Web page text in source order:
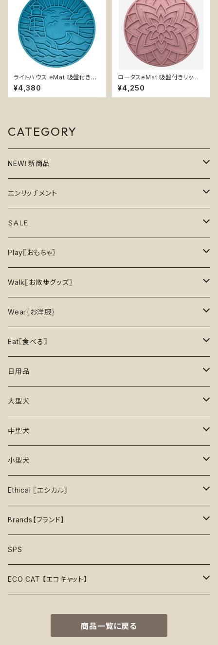
ライトハウス eMat 吸盤付きリ
ックマット【SodaPup】難易度★
★ 早食い防止皿 スローフィー
ダー 知育 エンリッチメント スト
¥4,380
ロータスeMat 吸盤付きリック
マット【SodaPup】難易度★ 早
食い防止皿 スローフィーダー
知育 エンリッチメント ストレス
¥4,250
CATEGORY
NEW！新商品
6月の新商品
7月の新商品
8月の新商品
エンリッチメント
フードボウル
おもちゃ
パズル
トレーニング
リックマット
初級【★☆☆☆☆】やさしい
初級＋【★★☆☆☆】ふつう
香り付き
ＳＡＬＥ
割引で探す
5%OFF
10％OFF
35%OFF
40%OFF
おもちゃ
お洋服
リード・ハーネス・首輪
フードボウル
再入荷なし！
Play〖おもちゃ〗
二度楽しめる！壊すと新しいおもちゃが出てくる！
ノーズワーク【Nosework】
知育玩具【Enrichment】
丈夫なおもちゃ
ぬいぐるみ
ボール
噛むおもちゃ
ロープトイ【紐】
フリスビー
音鳴るおもちゃ
音鳴らないおもちゃ
Walk〖お散歩グッズ〗
首輪
ハーネス
リード
エチケット
Wear〖お洋服〗
レインコート
ロンパース
T -シャツ
パーカー
タンクトップ
セーター
アクセサリー
リボン
バンダナ
スリーブレス・ノースリーブ
リード穴付き
Eat〖食べる〗
フードボウル
早食い防止
おやつ入れ可能
知育【エンリッチメント】
リックマット
おやつ型
ウォーターボウル
日用品
Toothbrushes【歯ブラシ】
Poop Pickup【うんち処理】
Brushes【ブラシ】
大型犬
おもちゃ
お洋服
首輪
ハーネス
中型犬
おもちゃ
お洋服
首輪
ハーネス
小型犬
おもちゃ
お洋服
首輪
ハーネス
Ethical 〖エシカル〗
Sustainable〖サスティナブル〗
Organic〖オーガニック〗
Vegan〖ヴィーガン〗
Plastic Free〖プラスチックフリー〗
Brands【ブランド】
Alqo Wasi
Animals in Charge
Natural Rubber Toys【天然ゴムおもちゃ】
SPS
ECO CAT 【エコキャット】
ECO Clothes 【エコ服】
商品一覧に戻る